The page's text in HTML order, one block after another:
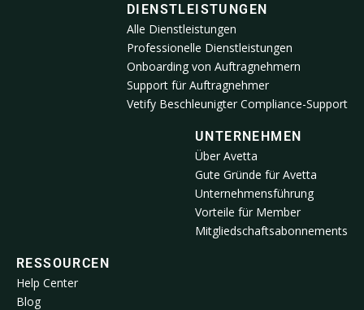
DIENSTLEISTUNGEN
Alle Dienstleistungen
Professionelle Dienstleistungen
Onboarding von Auftragnehmern
Support für Auftragnehmer
Vetify Beschleunigter Compliance-Support
UNTERNEHMEN
Über Avetta
Gute Gründe für Avetta
Unternehmensführung
Vorteile für Member
Mitgliedschaftsabonnements
RESSOURCEN
Help Center
Blog